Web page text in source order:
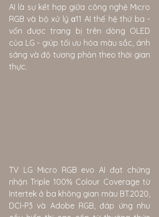
AI là sự kết hợp giữa công nghệ Micro
RGB và bộ xử lý α11 AI thế hệ thứ ba -
vốn được trang bị trên dòng OLED
của LG - giúp tối ưu hóa màu sắc, ánh
sáng và độ tương phản theo thời gian
thực.
TV LG Micro RGB evo AI đạt chứng
nhận Triple 100% Colour Coverage từ
Intertek ở ba không gian màu BT.2020,
DCI-P3 và Adobe RGB, đáp ứng nhu